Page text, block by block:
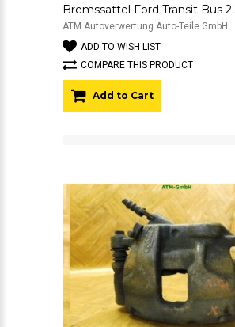
ATM Autoverwertung Auto-Teile GmbH ..
ADD TO WISH LIST
COMPARE THIS PRODUCT
Add to Cart